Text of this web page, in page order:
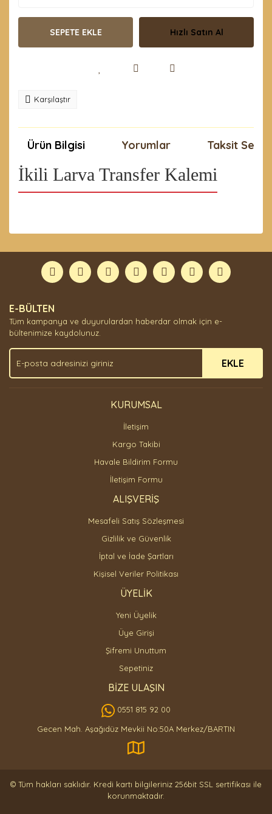
SEPETE EKLE Hızlı Satın Al
Karşılaştır
Ürün Bilgisi Yorumlar Taksit
İkili Larva Transfer Kalemi
Yorum Yaz
formunu kullanarak tarafımıza iletebilirsiniz.
Görüş ve önerileriniz için teşekkür ederiz.
Ürün açıklamasında eksik bilgiler bulunuyor.
Ürün bilgilerinde hatalar bulunuyor.
Ürün fiyatı diğer sitelerden daha pahalı.
Bu ürüne benzer farklı alternatifler olmalı.
Gönder
E-BÜLTEN
Tüm kampanya ve duyurulardan haberdar olmak için e-
bültenimize kaydolunuz.
EKLE
KURUMSAL
İletişim
Kargo Takibi
Havale Bildirim Formu
İletişim Formu
ALIŞVERİŞ
Mesafeli Satış Sözleşmesi
Gizlilik ve Güvenlik
İptal ve İade Şartları
Kişisel Veriler Politikası
ÜYELİK
Yeni Üyelik
Üye Girişi
Şifremi Unuttum
Sepetiniz
BİZE ULAŞIN
0551 815 92 00
Gecen Mah. Aşağıdüz Mevkii No:50A Merkez/BARTIN
© Tüm hakları saklıdır. Kredi kartı bilgileriniz 256bit SSL sertifikası ile
korunmaktadır.